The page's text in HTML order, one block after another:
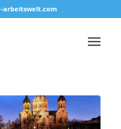
arbeitswelt.com